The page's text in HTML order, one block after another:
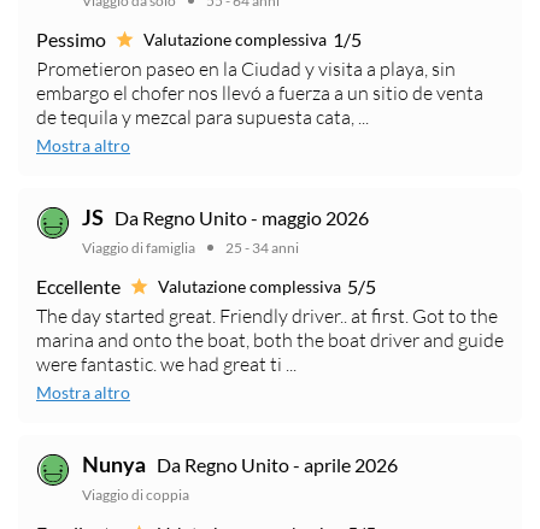
Pessimo Valutazione complessiva 1/5
Prometieron paseo en la Ciudad y visita a playa, sin
embargo el chofer nos llevó a fuerza a un sitio de venta
de tequila y mezcal para supuesta cata, ...
Mostra altro
JS Da Regno Unito - maggio 2026
Viaggio di famiglia 25 - 34 anni
Eccellente Valutazione complessiva 5/5
The day started great. Friendly driver.. at first. Got to the
marina and onto the boat, both the boat driver and guide
were fantastic. we had great ti ...
Mostra altro
Nunya Da Regno Unito - aprile 2026
Viaggio di coppia